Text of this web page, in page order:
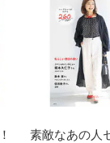
素敵なあの人